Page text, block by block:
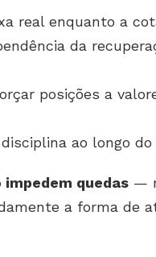
real enquanto a
da
posições a
ao longo do
impedem quedas —
a forma de